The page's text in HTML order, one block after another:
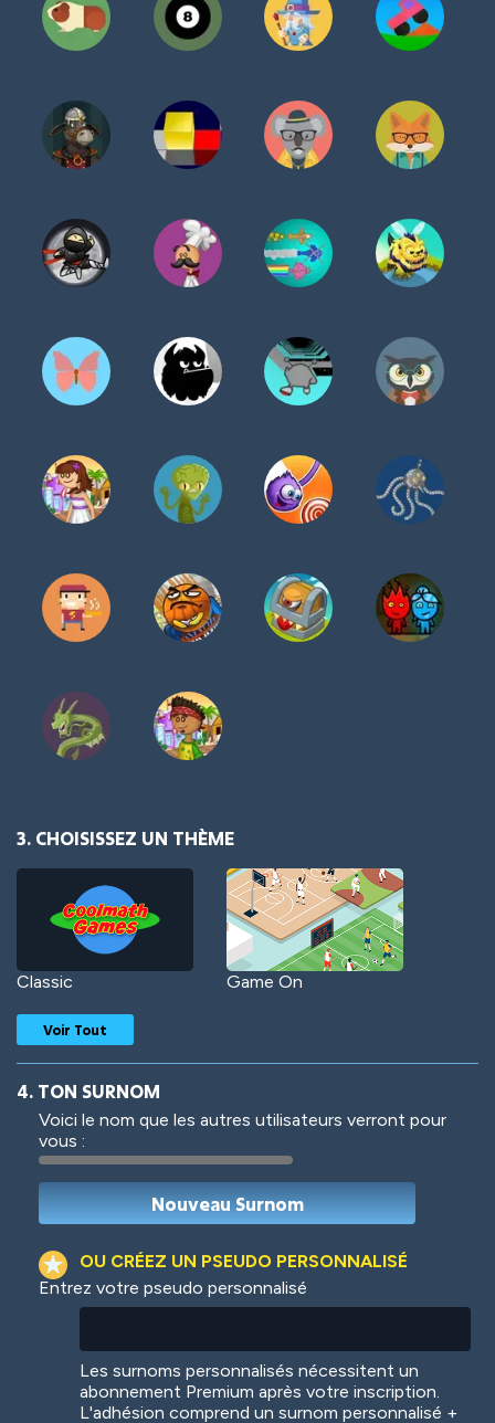
3. CHOISISSEZ UN THÈME
Classic Game On
Woof
Colorful
Voir Tout
4. TON SURNOM
Voici le nom que les autres utilisateurs verront pour
vous :
OU CRÉEZ UN PSEUDO PERSONNALISÉ
Entrez votre pseudo personnalisé
Les surnoms personnalisés nécessitent un
abonnement Premium après votre inscription.
L'adhésion comprend un surnom personnalisé +